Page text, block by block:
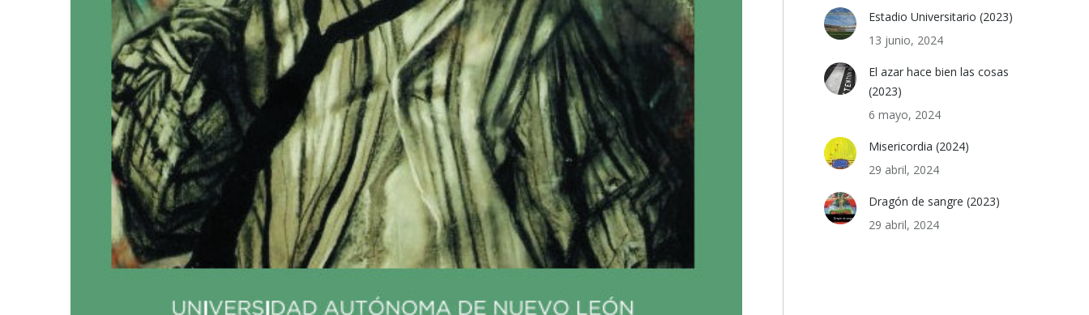
Estadio Universitario (2023)
13 junio, 2024
El azar hace bien las cosas
(2023)
6 mayo, 2024
Misericordia (2024)
29 abril, 2024
Dragón de sangre (2023)
29 abril, 2024